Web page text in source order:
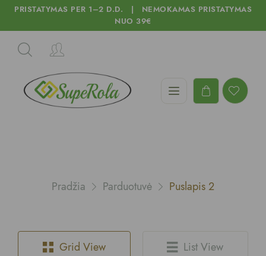
PRISTATYMAS PER 1–2 D.D. | NEMOKAMAS PRISTATYMAS
NUO 39€
Pradžia Parduotuvė Puslapis 2
Grid View List View